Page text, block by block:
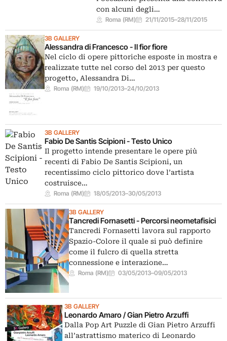
con alcuni degli…
Roma (RM) 21/11/2015–28/11/2015
3B GALLERY
Alessandra di Francesco - Il fior fiore
Nel ciclo di opere pittoriche esposte in mostra e
realizzate tutte nel corso del 2013 per questo
progetto, Alessandra Di…
Roma (RM) 19/10/2013–24/10/2013
3B GALLERY
Fabio De Santis Scipioni - Testo Unico
Il progetto intende presentare le opere più
recenti di Fabio De Santis Scipioni, un
recentissimo ciclo pittorico dove l’artista
costruisce…
Roma (RM) 18/05/2013–30/05/2013
3B GALLERY
Tancredi Fornasetti - Percorsi neometafisici
Tancredi Fornasetti lavora sul rapporto
Spazio-Colore il quale si può definire
come il fulcro di quella stretta
connessione e interazione…
Roma (RM) 03/05/2013–09/05/2013
3B GALLERY
Leonardo Amaro / Gian Pietro Arzuffi
Dalla Pop Art Puzzle di Gian Pietro Arzuffi
all’astrattismo materico di Leonardo